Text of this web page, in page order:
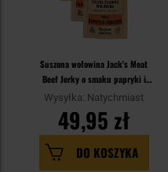
Suszona wołowina Jack's Meat
Beef Jerky o smaku papryki i
pomidorów 30 g - 3 szt.
Wysyłka: Natychmiast
49,95 zł
DO KOSZYKA